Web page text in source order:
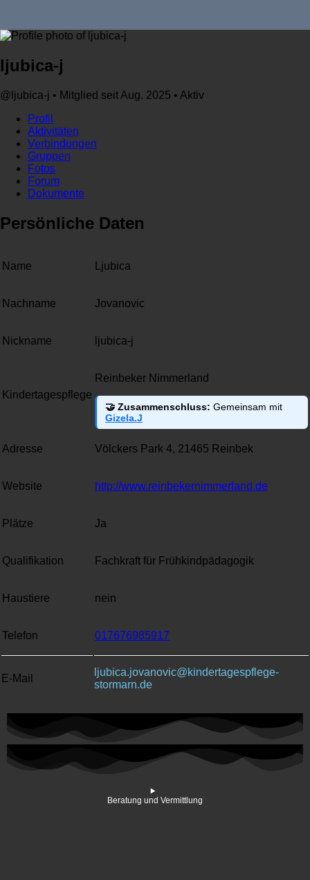
ljubica-j
@ljubica-j • Mitglied seit Aug. 2025 • Aktiv
Profil
Aktivitäten
Verbindungen
Gruppen
Fotos
Forum
Dokumente
Persönliche Daten
Name Ljubica
Nachname Jovanovic
Nickname ljubica-j
Kindertagespflege
Reinbeker Nimmerland
🤝 Zusammenschluss: Gemeinsam mit
Gizela.J
Adresse Völckers Park 4, 21465 Reinbek
Website http://www.reinbekernimmerland.de
Plätze Ja
Qualifikation Fachkraft für Frühkindpädagogik
Haustiere nein
Telefon 017676985917
E-Mail
ljubica.jovanovic@kindertagespflege-
stormarn.de
Beratung und Vermittlung